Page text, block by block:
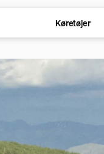
Køretøjer